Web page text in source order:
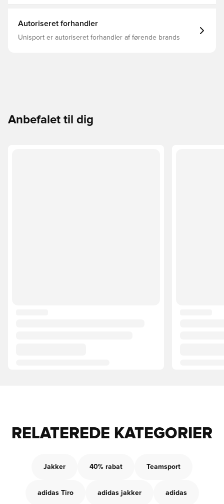
Autoriseret forhandler
Unisport er autoriseret forhandler af førende brands
Anbefalet til dig
RELATEREDE KATEGORIER
Jakker 40% rabat Teamsport
adidas Tiro adidas jakker adidas